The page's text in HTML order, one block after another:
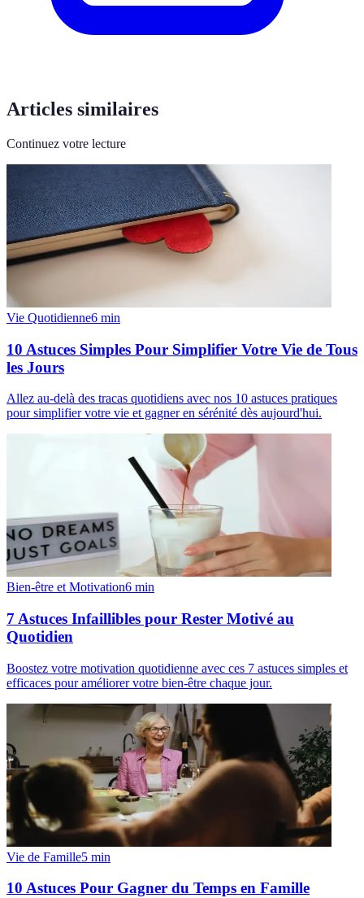
Articles similaires
Continuez votre lecture
Vie Quotidienne6 min
10 Astuces Simples Pour Simplifier Votre Vie de Tous
les Jours
Allez au-delà des tracas quotidiens avec nos 10 astuces pratiques
pour simplifier votre vie et gagner en sérénité dès aujourd'hui.
Bien-être et Motivation6 min
7 Astuces Infaillibles pour Rester Motivé au
Quotidien
Boostez votre motivation quotidienne avec ces 7 astuces simples et
efficaces pour améliorer votre bien-être chaque jour.
Vie de Famille5 min
10 Astuces Pour Gagner du Temps en Famille